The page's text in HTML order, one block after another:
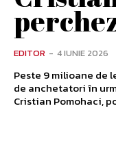
EDITOR - 4 IUNIE 2026
Peste 9 milioane de
de anchetatori în
Cristian Pomohaci,